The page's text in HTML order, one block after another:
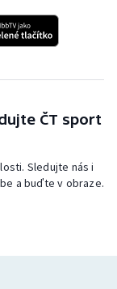
ČT sport
Sledujte nás i
a buďte v obraze.